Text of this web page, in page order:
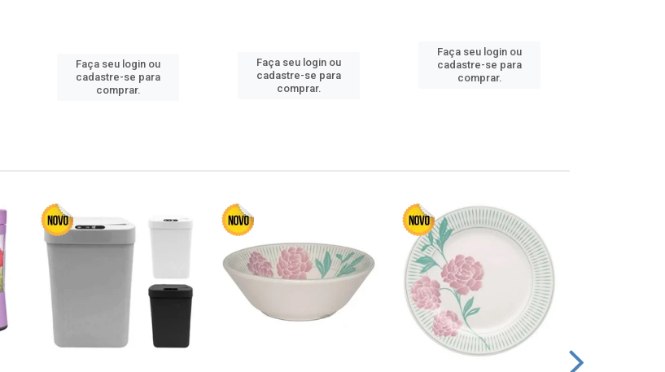
Faça seu login ou
cadastre-se para
comprar.
Faça seu login ou
cadastre-se para
comprar.
Faça seu login ou
cadastre-se para
comprar.